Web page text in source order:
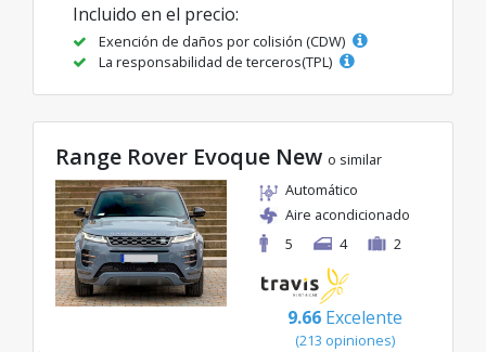
Incluido en el precio:
Exención de daños por colisión (CDW)
La responsabilidad de terceros(TPL)
Range Rover Evoque New o similar
Automático
Aire acondicionado
5
4 2
9.66 Excelente
(213 opiniones)